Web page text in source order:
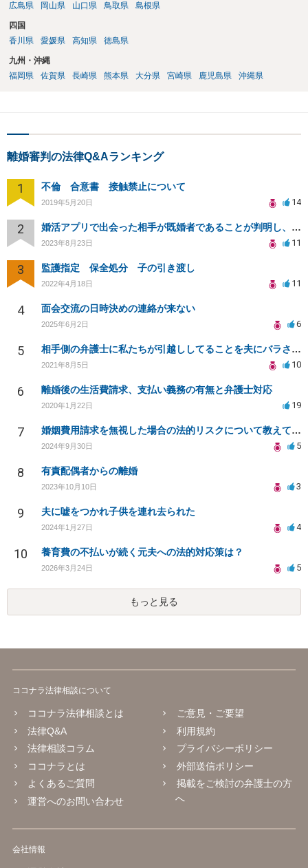
広島県
岡山県 山口県 鳥取県 島根県
四国
香川県
愛媛県 高知県 徳島県
九州・沖縄
福岡県
佐賀県 長崎県 熊本県 大分県 宮崎県 鹿児島県 沖縄県
離婚審判の法律Q&Aランキング
1 不倫 合意書 接触禁止について
2019年5月20日 14
2 婚活アプリで出会った相手が既婚者であることが判明し、精神的苦痛を受けた場合の慰謝料請求可能性について
2023年8月23日 11
3 監護指定 保全処分 子の引き渡し
2022年4月18日 11
4 面会交流の日時決めの連絡が来ない
2025年6月2日 6
5 相手側の弁護士に私たちが引越ししてることを夫にバラされました。
2021年8月5日 10
6 離婚後の生活費請求、支払い義務の有無と弁護士対応
2020年1月22日 19
7 婚姻費用請求を無視した場合の法的リスクについて教えてください
2024年9月30日 5
8 有責配偶者からの離婚
2023年10月10日 3
9 夫に嘘をつかれ子供を連れ去られた
2024年1月27日 4
10 養育費の不払いが続く元夫への法的対応策は？
2026年3月24日 5
もっと見る
ココナラ法律相談について
ココナラ法律相談とは
法律Q&A
法律相談コラム
ココナラとは
よくあるご質問
運営へのお問い合わせ
ご意見・ご要望
利用規約
プライバシーポリシー
外部送信ポリシー
掲載をご検討の弁護士の方
へ
会社情報